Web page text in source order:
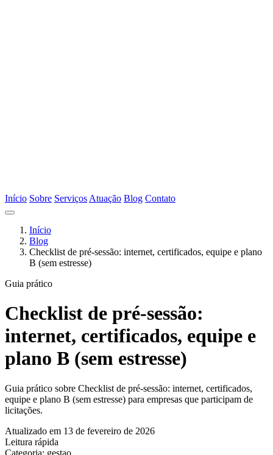
Início Sobre Serviços Atuação Blog Contato
Início
Blog
Checklist de pré-sessão: internet, certificados, equipe e plano
B (sem estresse)
Guia prático
Checklist de pré-sessão:
internet, certificados, equipe e
plano B (sem estresse)
Guia prático sobre Checklist de pré-sessão: internet, certificados,
equipe e plano B (sem estresse) para empresas que participam de
licitações.
Atualizado em 13 de fevereiro de 2026
Leitura rápida
Categoria: gestao